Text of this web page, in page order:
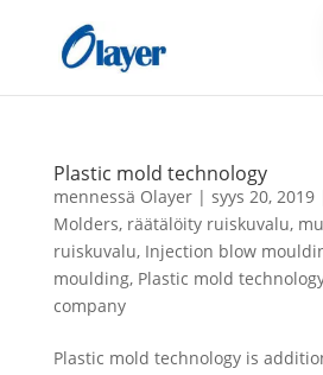
Plastic mold technology
mennessä Olayer| syys 20, 2019
Molders, räätälöity ruiskuvalu,
ruiskuvalu, Injection blow
moulding, Plastic mold
company
Plastic mold technology is